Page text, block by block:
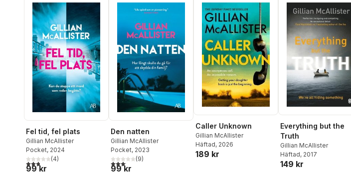
Fel tid, fel plats
Gillian McAllister
Pocket, 2024
2,8utav 5 stjärnor. Totalt antal röster:
(4)
99 kr
Den natten
Gillian McAllister
Pocket, 2023
3,1utav 5 stjärnor. Totalt antal röster:
(9)
99 kr
Caller Unknown
Gillian McAllister
Häftad, 2026
189 kr
Everything but the
Truth
Gillian McAllister
Häftad, 2017
149 kr